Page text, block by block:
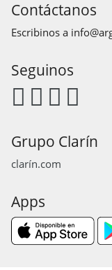
Contáctanos
Escribinos a
Seguinos
Grupo Clarín
clarín.com
Apps